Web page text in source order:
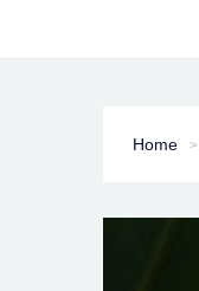
Home